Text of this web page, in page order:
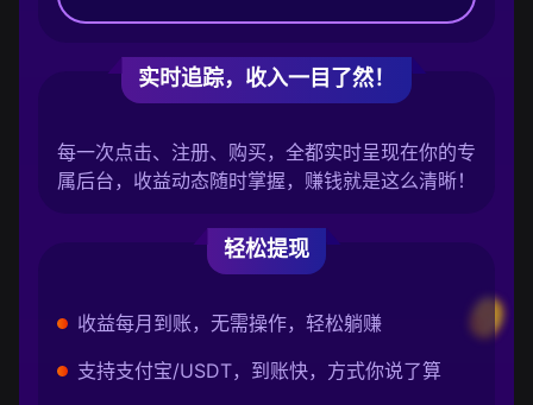
实时追踪，收入一目了然！
每一次点击、注册、购买，全都实时呈现在你的专
属后台，收益动态随时掌握，赚钱就是这么清晰！
轻松提现
收益每月到账，无需操作，轻松躺赚
支持支付宝/USDT，到账快，方式你说了算